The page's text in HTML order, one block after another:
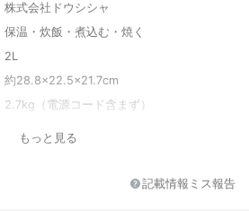
株式会社ドウシシャ
保温・炊飯・煮込む・焼く
2L
約28.8×22.5×21.7cm
2.7kg（電源コード含まず）
もっと見る
記載情報ミス報告